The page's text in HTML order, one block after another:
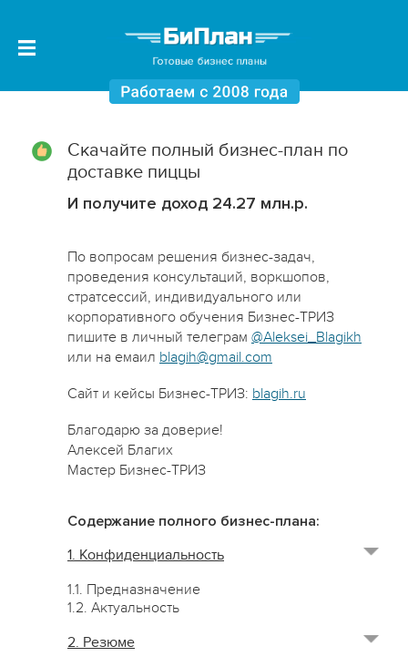
Скачайте полный бизнес-план по
доставке пиццы
И получите доход 24.27 млн.р.
По вопросам решения бизнес-задач,
проведения консультаций, воркшопов,
стратсессий, индивидуального или
корпоративного обучения Бизнес-ТРИЗ
пишите в личный телеграм @Aleksei_Blagikh
или на емаил blagih@gmail.com
Сайт и кейсы Бизнес-ТРИЗ: blagih.ru
Благодарю за доверие!
Алексей Благих
Мастер Бизнес-ТРИЗ
Содержание полного бизнес-плана:
1. Конфиденциальность
1.1. Предназначение
1.2. Актуальность
2. Резюме